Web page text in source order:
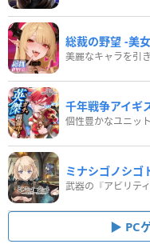
総裁の野望 -美
美麗なキャラを引
千年戦争アイギ
個性豊かなユニッ
ミナシゴノシゴ
PC